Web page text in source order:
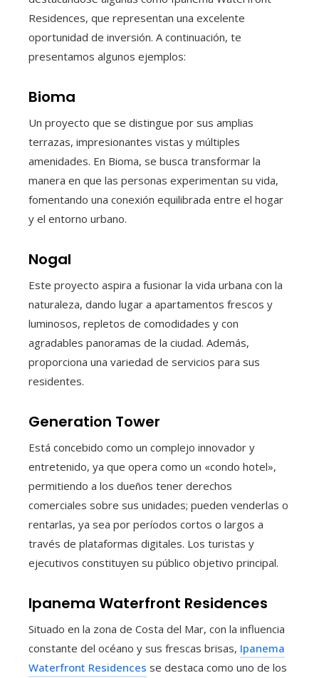
Residences, que representan una excelente
oportunidad de inversión. A continuación, te
presentamos algunos ejemplos:
Bioma
Un proyecto que se distingue por sus amplias
terrazas, impresionantes vistas y múltiples
amenidades. En Bioma, se busca transformar la
manera en que las personas experimentan su vida,
fomentando una conexión equilibrada entre el hogar
y el entorno urbano.
Nogal
Este proyecto aspira a fusionar la vida urbana con la
naturaleza, dando lugar a apartamentos frescos y
luminosos, repletos de comodidades y con
agradables panoramas de la ciudad. Además,
proporciona una variedad de servicios para sus
residentes.
Generation Tower
Está concebido como un complejo innovador y
entretenido, ya que opera como un «condo hotel»,
permitiendo a los dueños tener derechos
comerciales sobre sus unidades; pueden venderlas o
rentarlas, ya sea por períodos cortos o largos a
través de plataformas digitales. Los turistas y
ejecutivos constituyen su público objetivo principal.
Ipanema Waterfront Residences
Situado en la zona de Costa del Mar, con la influencia
constante del océano y sus frescas brisas, Ipanema
Waterfront Residences se destaca como uno de los